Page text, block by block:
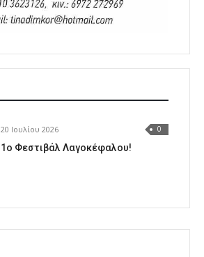
20 Ιουλίου 2026 0
1o Φεστιβάλ Λαγοκέφαλου!